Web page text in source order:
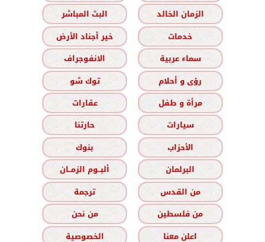
الزمان الخالد
البث المباشر
خدمات
خير أجناد الأرض
سماء عربية
الانفوجراف
رؤى و أحلام
توك شو
مرأة و طفل
عقارات
سيارات
حارتنا
الأحزاب
بنوك
البرلمان
ألبــوم الزمــان
من القدس
ترجمة
من فلسطين
من نحن
اعلن معنا
الخصوصية